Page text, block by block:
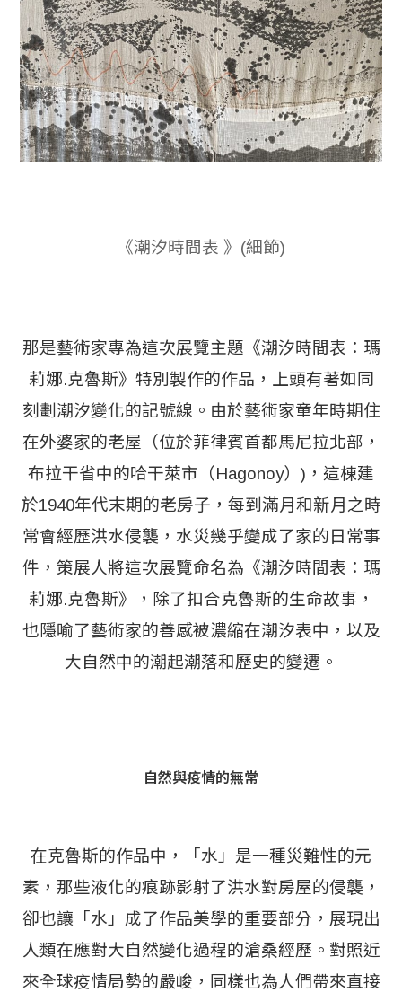
《潮汐時間表 》(細節)
那是藝術家專為這次展覽主題《潮汐時間表：瑪
莉娜.克魯斯》特別製作的作品，上頭有著如同
刻劃潮汐變化的記號線。由於藝術家童年時期住
在外婆家的老屋（位於菲律賓首都馬尼拉北部，
布拉干省中的哈干萊市（Hagonoy）)，這棟建
於1940年代末期的老房子，每到滿月和新月之時
常會經歷洪水侵襲，水災幾乎變成了家的日常事
件，策展人將這次展覽命名為《潮汐時間表：瑪
莉娜.克魯斯》，除了扣合克魯斯的生命故事，
也隱喻了藝術家的善感被濃縮在潮汐表中，以及
大自然中的潮起潮落和歷史的變遷。
自然與疫情的無常
在克魯斯的作品中，「水」是一種災難性的元
素，那些液化的痕跡影射了洪水對房屋的侵襲，
卻也讓「水」成了作品美學的重要部分，展現出
人類在應對大自然變化過程的滄桑經歷。對照近
來全球疫情局勢的嚴峻，同樣也為人們帶來直接